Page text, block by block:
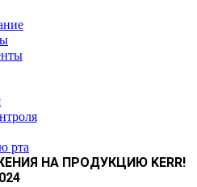
рта
НА ПРОДУКЦИЮ KERR!